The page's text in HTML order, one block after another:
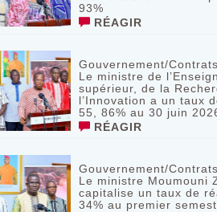
93%
RÉAGIR
Gouvernement/
Le ministre de
supérieur, de la
l’Innovation a un taux
55, 86% au 30 juin
RÉAGIR
Gouvernement/
Le ministre Moumouni
capitalise un taux de
34% au premier